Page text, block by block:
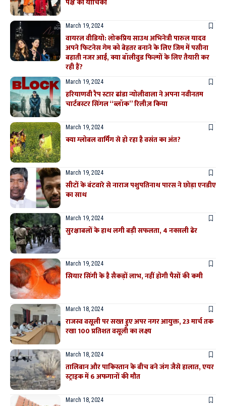
March 19, 2024
वायरल वीडियो: लोकप्रिय साउथ अभिनेत्री पारुल यादव
अपने फिटनेस गेम को बेहतर बनाने के लिए जिम में पसीना
बहाती नजर आईं, क्या बॉलीवुड फिल्मों के लिए तैयारी कर
रही हैं?
March 19, 2024
हरियाणवी रैप स्टार ढांडा न्योलीवाला ने अपना नवीनतम
चार्टबस्टर सिंगल “ब्लॉक” रिलीज़ किया
March 19, 2024
क्या ग्लोबल वार्मिंग से हो रहा है वसंत का अंत?
March 19, 2024
सीटों के बंटवारे से नाराज पशुपतिनाथ पारस ने छोड़ा एनडीए
का साथ
March 19, 2024
सुरक्षाबलों के हाथ लगी बड़ी सफलता, 4 नक्सली ढेर
March 19, 2024
सियार सिंगी के है सैकड़ों लाभ, नहीं होगी पैसों की कमी
March 18, 2024
राजस्व वसूली पर सख्त हुए अपर नगर आयुक्त, 23 मार्च तक
रखा 100 प्रतिशत वसूली का लक्ष्य
March 18, 2024
तालिबान और पाकिस्तान के बीच बने जंग जैसे हालात, एयर
स्ट्राइक में 6 अफगानों की मौत
March 18, 2024